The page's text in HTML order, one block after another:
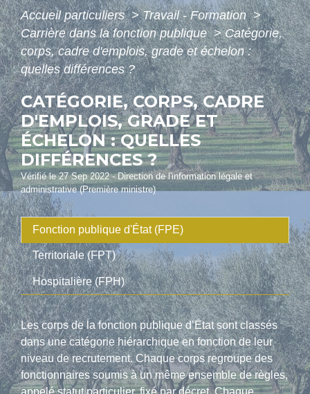
Accueil particuliers> Travail - Formation>
Carrière dans la fonction publique> Catégorie,
corps, cadre d'emplois, grade et échelon :
quelles différences ?
CATÉGORIE, CORPS, CADRE
D'EMPLOIS, GRADE ET
ÉCHELON : QUELLES
DIFFÉRENCES ?
Vérifié le 27 Sep 2022 - Direction de l'information légale et
administrative (Première ministre)
Fonction publique d'État (FPE)
Territoriale (FPT)
Hospitalière (FPH)
Les corps de la fonction publique d’État sont classés
dans une catégorie hiérarchique en fonction de leur
niveau de recrutement. Chaque corps regroupe des
fonctionnaires soumis à un même ensemble de règles,